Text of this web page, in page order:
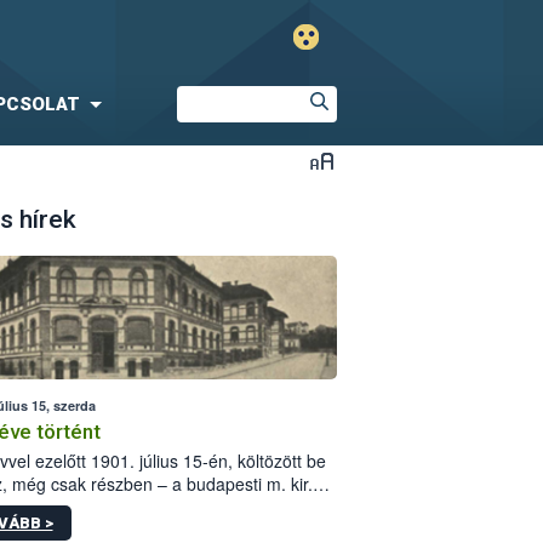
hírek
15, szerda
történt
ezelőtt 1901. július 15-én, költözött be
még csak részben – a budapesti m. kir.
állomás a Kis Rókus utca
alatti, Czigler Győző által tervezett új
>